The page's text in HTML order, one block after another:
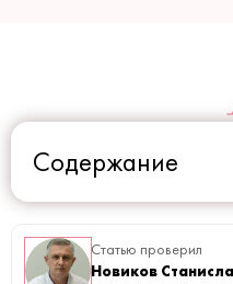
Содержание
Статью проверил
Новиков